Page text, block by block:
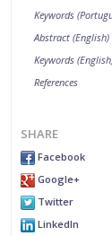
Keywords
Abstract (English)
Keywords
References
SHARE
Facebook
Google+
Twitter
LinkedIn